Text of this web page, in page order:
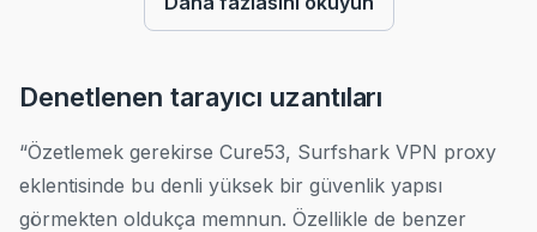
Denetlenen tarayıcı uzantıları
“Özetlemek gerekirse Cure53, Surfshark VPN proxy
eklentisinde bu denli yüksek bir güvenlik yapısı
görmekten oldukça memnun. Özellikle de benzer